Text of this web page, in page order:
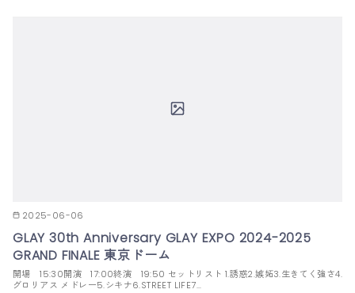
2025-06-06
GLAY 30th Anniversary GLAY EXPO 2024-2025
GRAND FINALE 東京ドーム
開場 15:30開演 17:00終演 19:50 セットリスト 1.誘惑2.嫉妬3.生きてく強さ4.
グロリアス メドレー5.シキナ6.STREET LIFE7…